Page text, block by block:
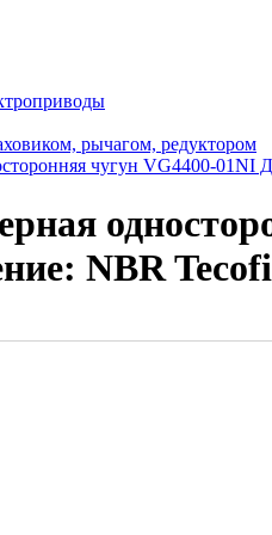
рычагом, редуктором
чугун VG4400-
NBR